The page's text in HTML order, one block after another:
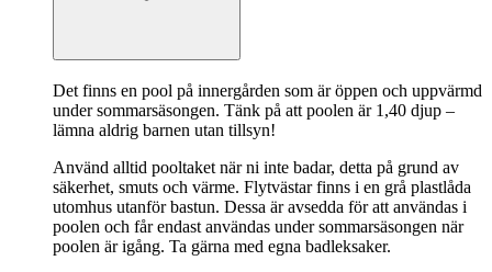
Det finns en pool på innergården som är öppen och uppvärmd
under sommarsäsongen. Tänk på att poolen är 1,40 djup –
lämna aldrig barnen utan tillsyn!
Använd alltid pooltaket när ni inte badar, detta på grund av
säkerhet, smuts och värme. Flytvästar finns i en grå plastlåda
utomhus utanför bastun. Dessa är avsedda för att användas i
poolen och får endast användas under sommarsäsongen när
poolen är igång. Ta gärna med egna badleksaker.